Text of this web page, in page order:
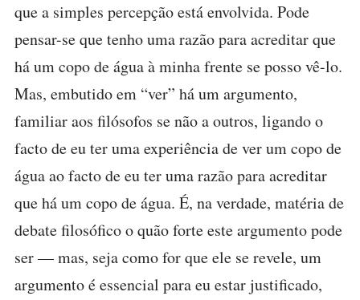
que a simples percepção está envolvida. Pode
pensar-se que tenho uma razão para acreditar que
há um copo de água à minha frente se posso vê-lo.
Mas, embutido em “ver” há um argumento,
familiar aos filósofos se não a outros, ligando o
facto de eu ter uma experiência de ver um copo de
água ao facto de eu ter uma razão para acreditar
que há um copo de água. É, na verdade, matéria de
debate filosófico o quão forte este argumento pode
ser — mas, seja como for que ele se revele, um
argumento é essencial para eu estar justificado,